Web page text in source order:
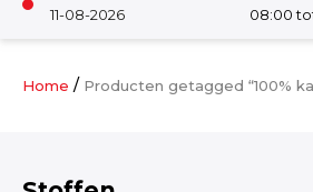
11-08-2026
08:00
Damesstoffen
Home / Producten getagged “100%